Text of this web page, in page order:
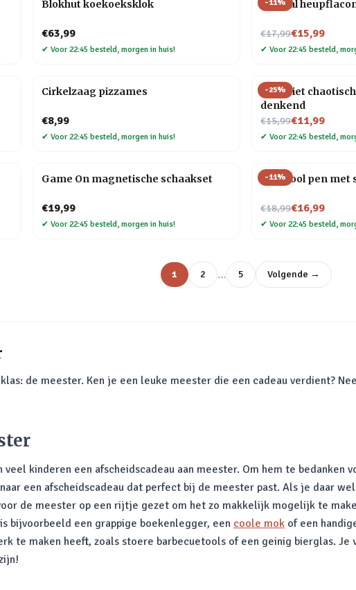
Blokhut koekoeksklok
€63,99
✔ Voor 22:45 besteld, morgen in huis!
-11%
Golfbal
€17,99
Nu voor€15,99
✔ Voor 22:45 besteld,
Cirkelzaag pizzames
€8,99
✔ Voor 22:45 besteld, morgen in huis!
-25%
Mok Niet
denkend
€15,99
Nu voor€11,99
✔ Voor 22:45 besteld,
Game On magnetische schaakset
€19,99
✔ Voor 22:45 besteld, morgen in huis!
-11%
Multitool pen met
€18,99
Nu voor€16,99
✔ Voor 22:45 besteld,
1 2 … 5 Volgende →
de meester. Ken je een leuke meester die een cadeau verdient?
kinderen een afscheidscadeau aan meester. Om hem te
een afscheidscadeau dat perfect bij de meester past. Als je daar
de meester op een rijtje gezet om het zo makkelijk mogelijk te
bijvoorbeeld een grappige boekenlegger, een coole mok of een
te maken heeft, zoals stoere barbecuetools of een geinig bierglas.